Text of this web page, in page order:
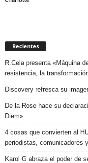
Recientes
R.Cela presenta «Máquina
resistencia, la
Discovery refresca su
De la Rose hace su
Diem»
4 cosas que convierten al
periodistas, comunicadores
Karol G abraza el poder de